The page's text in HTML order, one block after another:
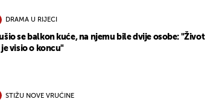
DRAMA U RIJECI
se balkon kuće, na njemu bile dvije osobe: "Život
je visio o koncu"
STIŽU NOVE VRUĆINE